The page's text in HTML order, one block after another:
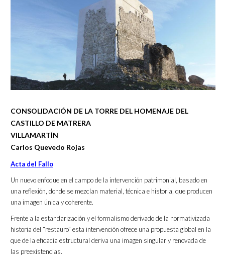
CONSOLIDACIÓN DE LA TORRE DEL HOMENAJE DEL
CASTILLO DE MATRERA
VILLAMARTÍN
Carlos Quevedo Rojas
Acta del Fallo
Un nuevo enfoque en el campo de la intervención patrimonial, basado en
una reflexión, donde se mezclan material, técnica e historia, que producen
una imagen única y coherente.
Frente a la estandarización y el formalismo derivado de la normativizada
historia del “restauro” esta intervención ofrece una propuesta global en la
que de la eficacia estructural deriva una imagen singular y renovada de
las preexistencias.